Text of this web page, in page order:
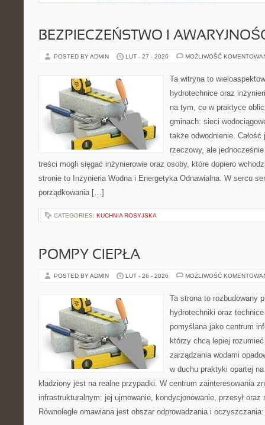
BEZPIECZEŃSTWO I
POSTED BY ADMIN LUT - 27 - 2026 MOŻLIWOŚĆ
Ta witryna to
hydrotechnice oraz
na tym, co w praktyce
gminach: sieci
także odwodnienie.
rzeczowy, ale
treści mogli sięgać inżynierowie oraz osoby, które dopiero
stronie to Inżynieria Wodna i Energetyka Odnawialna. W sercu
porządkowania […]
CATEGORIES: KUCHNIA ROSYJSKA
POMPY CIEPŁA
POSTED BY ADMIN LUT - 26 - 2026 MOŻLIWOŚĆ
Ta strona to rozbudowany
hydrotechniki oraz
pomyślana jako centrum
którzy chcą lepiej
zarządzania wodami
w duchu praktyki opartej
kładziony jest na realne przypadki. W centrum zainteresowania
infrastrukturalnym: jej ujmowanie, kondycjonowanie, przesył oraz
Równolegle omawiana jest obszar odprowadzania i